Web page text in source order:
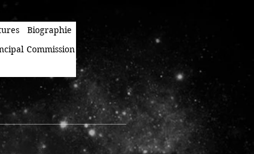
Biographie
Commission
Ramsey
cristal de quartz, plumes
en 2013